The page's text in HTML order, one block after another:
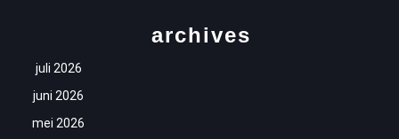
archives
juli 2026
juni 2026
mei 2026